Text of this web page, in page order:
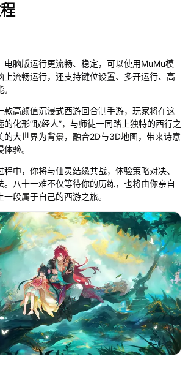
电脑版运行更流畅、稳定，可以使用MuMu模
上流畅运行，还支持键位设置、多开运行、高
款高颜值沉浸式西游回合制手游，玩家将在这
化形“取经人”，与师徒一同踏上独特的西行之
的大世界为背景，融合2D与3D地图，带来诗意
验。
中，你将与仙灵结缘共战，体验策略对决、
。八十一难不仅等待你的历练，也将由你亲自
段属于自己的西游之旅。